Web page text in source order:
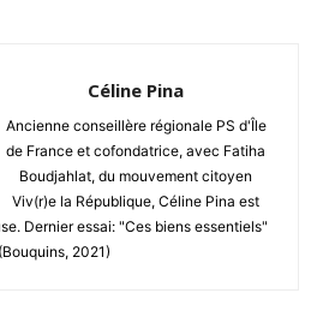
Céline Pina
Ancienne conseillère régionale PS d'Île
de France et cofondatrice, avec Fatiha
Boudjahlat, du mouvement citoyen
Viv(r)e la République, Céline Pina est
Dernier essai: "Ces biens essentiels"
(Bouquins, 2021)